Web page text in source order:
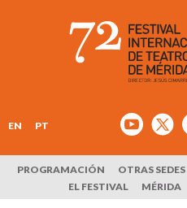
EN PT
PROGRAMACIÓN OTRAS SEDES
EL FESTIVAL
MÉRIDA